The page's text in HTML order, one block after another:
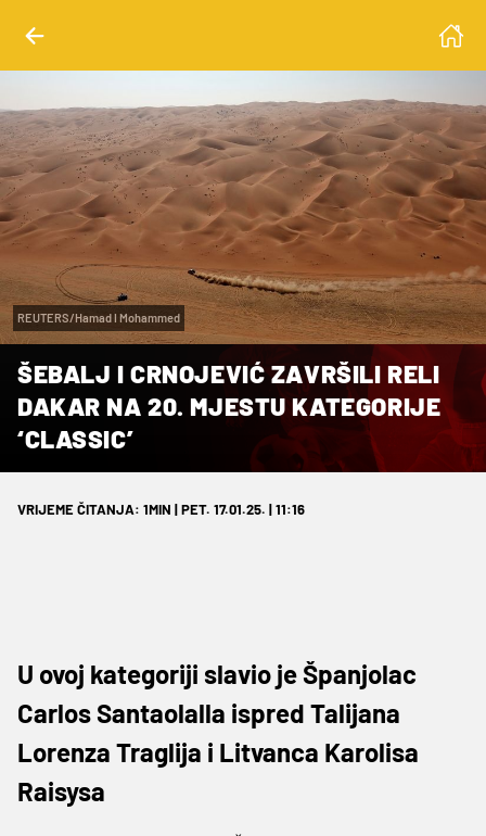
REUTERS/Hamad I Mohammed
ŠEBALJ I CRNOJEVIĆ ZAVRŠILI RELI
DAKAR NA 20. MJESTU KATEGORIJE
‘CLASSIC’
VRIJEME ČITANJA: 1MIN | PET. 17.01.25. | 11:16
U ovoj kategoriji slavio je Španjolac
Carlos Santaolalla ispred Talijana
Lorenza Traglija i Litvanca Karolisa
Raisysa